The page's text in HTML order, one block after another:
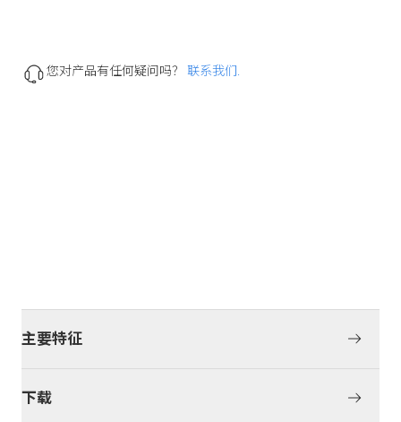
您对产品有任何疑问吗？ 联系我们.
主要特征
下载